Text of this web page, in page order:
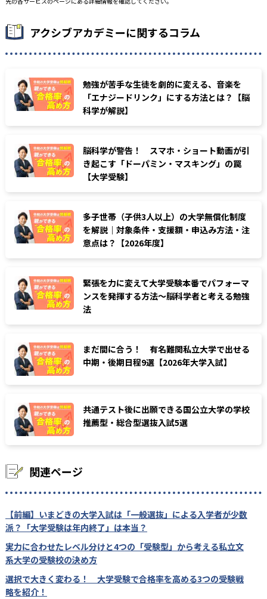
アクシブアカデミーに関するコラム
勉強が苦手な生徒を劇的に変える、音楽を
「エナジードリンク」にする方法とは？【脳
科学が解説】
脳科学が警告！ スマホ・ショート動画が引
き起こす「ドーパミン・マスキング」の罠
【大学受験】
多子世帯（子供3人以上）の大学無償化制度
を解説｜対象条件・支援額・申込み方法・注
意点は？【2026年度】
緊張を力に変えて大学受験本番でパフォーマ
ンスを発揮する方法〜脳科学者と考える勉強
法
まだ間に合う！ 有名難関私立大学で出せる
中期・後期日程9選【2026年大学入試】
共通テスト後に出願できる国公立大学の学校
推薦型・総合型選抜入試5選
関連ページ
【前編】いまどきの大学入試は「一般選抜」による入学者が少数
派？「大学受験は年内終了」は本当？
実力に合わせたレベル分けと4つの「受験型」から考える私立文
系大学の受験校の決め方
選択で大きく変わる！ 大学受験で合格率を高める3つの受験戦
略を紹介！